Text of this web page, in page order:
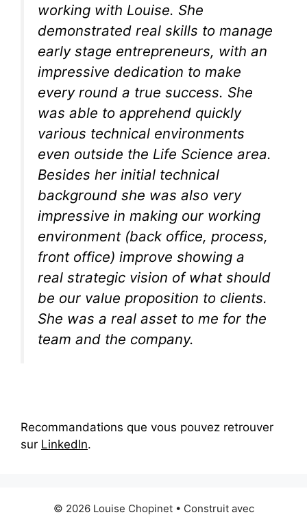
working with Louise. She
demonstrated real skills to manage
early stage entrepreneurs, with an
impressive dedication to make
every round a true success. She
was able to apprehend quickly
various technical environments
even outside the Life Science area.
Besides her initial technical
background she was also very
impressive in making our working
environment (back office, process,
front office) improve showing a
real strategic vision of what should
be our value proposition to clients.
She was a real asset to me for the
team and the company.
Recommandations que vous pouvez retrouver
sur LinkedIn.
© 2026 Louise Chopinet• Construit avec